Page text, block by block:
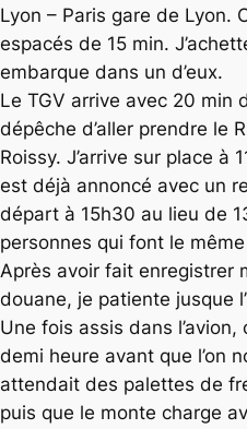
Lyon – Paris gare de Lyon.
espacés de 15 min.
embarque dans un d’eux.
Le TGV arrive avec 20 min
dépêche d’aller prendre le
Roissy. J’arrive sur place à
est déjà annoncé avec un
départ à 15h30 au lieu de
personnes qui font le
Après avoir fait enregistrer
douane, je patiente jusque
Une fois assis dans
demi heure avant que l’on
attendait des palettes de
puis que le monte charge